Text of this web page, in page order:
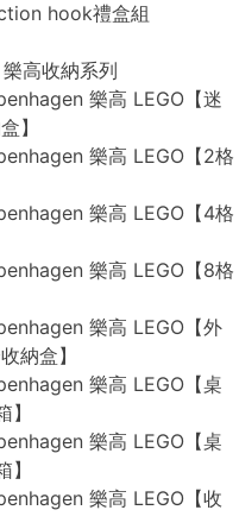
hook禮盒組
高收納系列
樂高 LEGO【迷
】
樂高 LEGO【2格
樂高 LEGO【4格
樂高 LEGO【8格
樂高 LEGO【外
納盒】
樂高 LEGO【桌
樂高 LEGO【桌
樂高 LEGO【收